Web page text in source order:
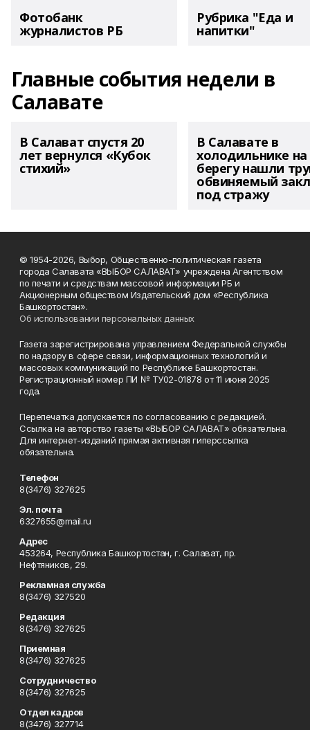
Фотобанк
журналистов РБ
Рубрика "Еда и
напитки"
Главные события недели в
Салавате
В Салават спустя 20
лет вернулся «Кубок
стихий»
В Салавате в
холодильнике на
берегу нашли
обвиняемый
под стражу
© 1954-2026, Выбор, Общественно-политическая газета
города Салавата «ВЫБОР САЛАВАТ» учреждена Агентством
по печати и средствам массовой информации РБ и
Акционерным обществом Издательский дом «Республика
Башкортостан».
Об использовании персональных данных
Газета зарегистрирована управлением Федеральной службы
по надзору в сфере связи, информационных технологий и
массовых коммуникаций по Республике Башкортостан.
Регистрационный номер ПИ № ТУ02-01878 от 11 июня 2025
года.
Перепечатка допускается по согласованию с редакцией.
Ссылка на авторство газеты «ВЫБОР САЛАВАТ» обязательна.
Для интернет-изданий прямая активная гиперссылка
обязательна.
Телефон
8(3476) 327625
Эл. почта
6327655@mail.ru
Адрес
453264, Республика Башкортостан, г. Салават, пр.
Нефтяников, 29.
Рекламная служба
8(3476) 327520
Редакция
8(3476) 327625
Приемная
8(3476) 327625
Сотрудничество
8(3476) 327625
Отдел кадров
8(3476) 327714